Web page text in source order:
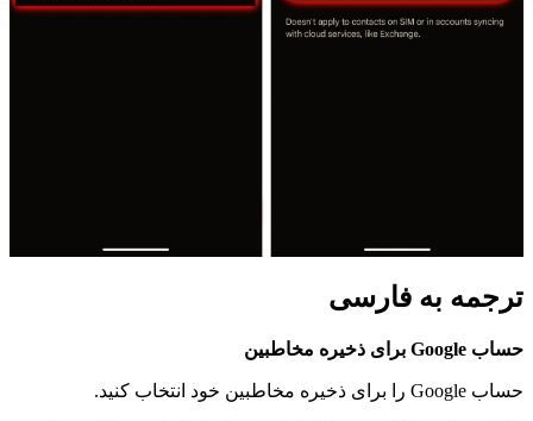
ترجمه به فارسی
حساب Google برای ذخیره مخاطبین
حساب Google را برای ذخیره مخاطبین خود انتخاب کنید.